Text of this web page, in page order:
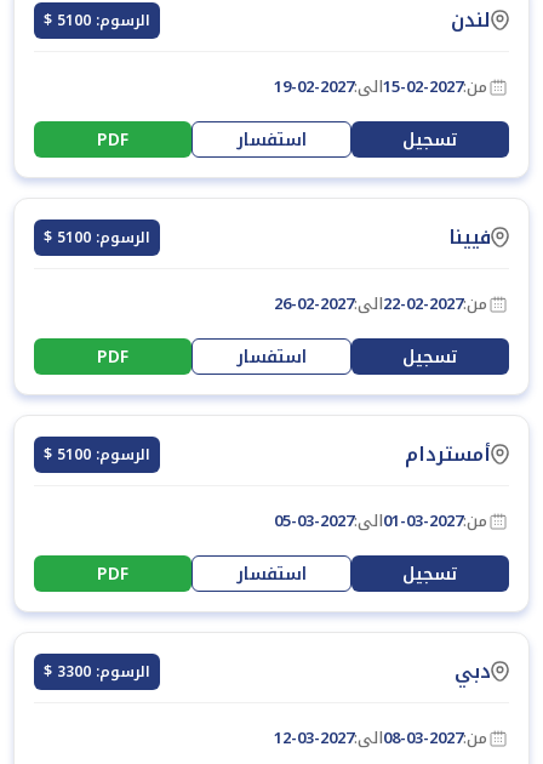
لندن الرسوم: 5100 $
من:15-02-2027الى:19-02-2027
تسجيل استفسار PDF
فيينا الرسوم: 5100 $
من:22-02-2027الى:26-02-2027
تسجيل استفسار PDF
أمستردام الرسوم: 5100 $
من:01-03-2027الى:05-03-2027
تسجيل استفسار PDF
دبي الرسوم: 3300 $
من:08-03-2027الى:12-03-2027